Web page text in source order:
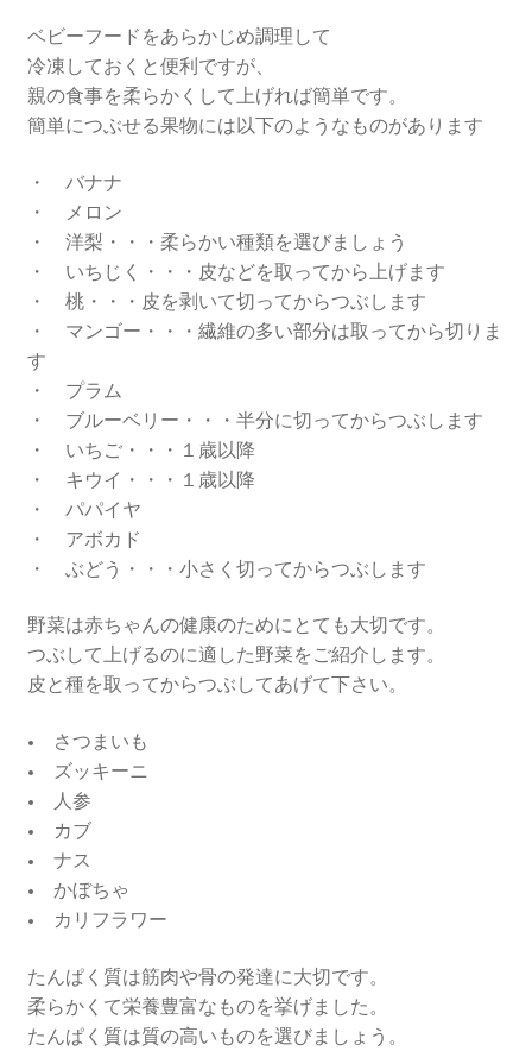
ベビーフードをあらかじめ調理して
冷凍しておくと便利ですが、
親の食事を柔らかくして上げれば簡単です。
簡単につぶせる果物には以下のようなものがあります
・ バナナ
・ メロン
・ 洋梨・・・柔らかい種類を選びましょう
・ いちじく・・・皮などを取ってから上げます
・ 桃・・・皮を剥いて切ってからつぶします
・ マンゴー・・・繊維の多い部分は取ってから切りま
す
・ プラム
・ ブルーベリー・・・半分に切ってからつぶします
・ いちご・・・１歳以降
・ キウイ・・・１歳以降
・ パパイヤ
・ アボカド
・ ぶどう・・・小さく切ってからつぶします
野菜は赤ちゃんの健康のためにとても大切です。
つぶして上げるのに適した野菜をご紹介します。
皮と種を取ってからつぶしてあげて下さい。
• さつまいも
• ズッキーニ
• 人参
• カブ
• ナス
• かぼちゃ
• カリフラワー
たんぱく質は筋肉や骨の発達に大切です。
柔らかくて栄養豊富なものを挙げました。
たんぱく質は質の高いものを選びましょう。